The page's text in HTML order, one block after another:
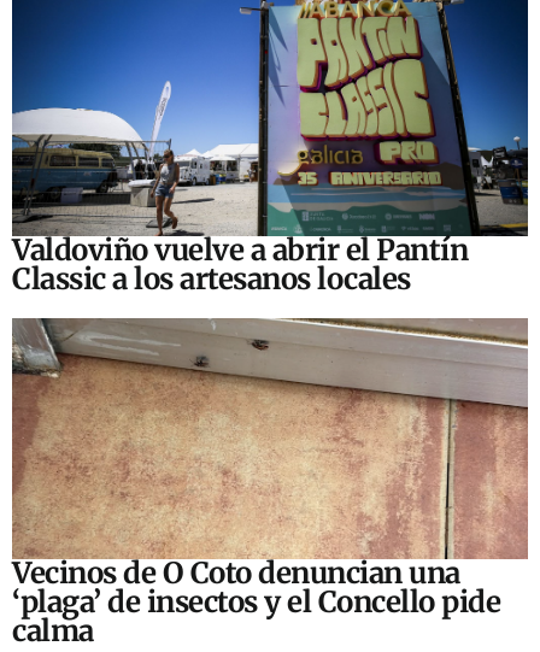
Valdoviño vuelve a abrir el Pantín
Classic a los artesanos locales
Vecinos de O Coto denuncian una
‘plaga’ de insectos y el Concello pide
calma